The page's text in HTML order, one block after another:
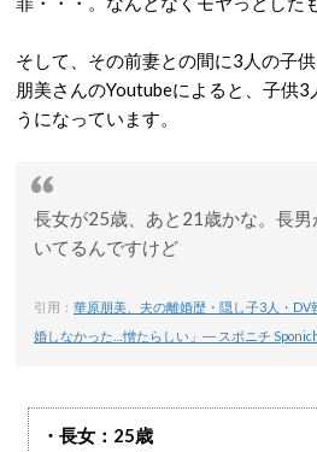
そして、その前妻との間に3人の子
朋美さんのYoutubeによると、子供3
うになっています。
長女が25歳、あと21歳かな。長
いてるんですけど
引用： 華原朋美、夫の離婚歴・隠し子3人・
婚しなかった…憎たらしい」― スポニチ
・長女：25歳